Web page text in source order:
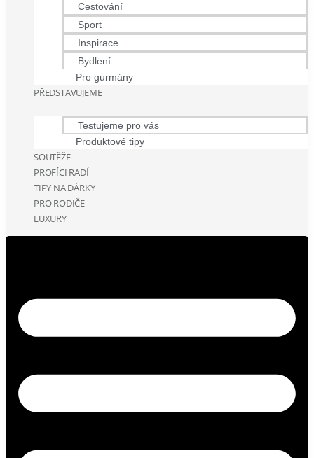
Cestování
Sport
Inspirace
Bydlení
Pro gurmány
PŘEDSTAVUJEME
Testujeme pro vás
Produktové tipy
SOUTĚŽE
PROFÍCI RADÍ
TIPY NA DÁRKY
PRO RODIČE
LUXURY